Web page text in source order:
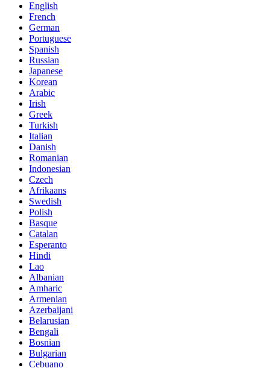
English
French
German
Portuguese
Spanish
Russian
Japanese
Korean
Arabic
Irish
Greek
Turkish
Italian
Danish
Romanian
Indonesian
Czech
Afrikaans
Swedish
Polish
Basque
Catalan
Esperanto
Hindi
Lao
Albanian
Amharic
Armenian
Azerbaijani
Belarusian
Bengali
Bosnian
Bulgarian
Cebuano